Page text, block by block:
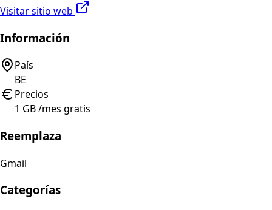
Visitar sitio web
Información
País
BE
Precios
1 GB /mes gratis
Reemplaza
Gmail
Categorías